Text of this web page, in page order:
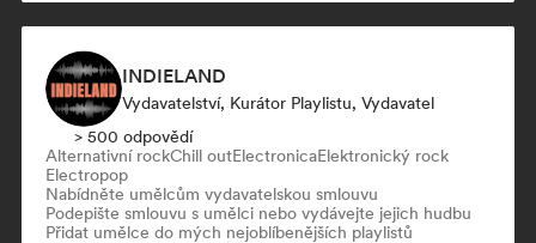
INDIELAND
Vydavatelství, Kurátor Playlistu, Vydavatel
> 500 odpovědí
Alternativní rockChill outElectronicaElektronický rock
Electropop
Nabídněte umělcům vydavatelskou smlouvu
Podepište smlouvu s umělci nebo vydávejte jejich hudbu
Přidat umělce do mých nejoblíbenějších playlistů